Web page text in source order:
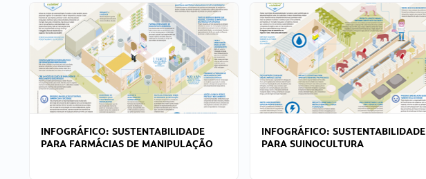
INFOGRÁFICO: SUSTENTABILIDADE
PARA FARMÁCIAS DE MANIPULAÇÃO
INFOGRÁFICO: SUSTENTABILIDADE
PARA SUINOCULTURA